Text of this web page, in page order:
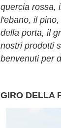
quercia rossa,
l'ebano, il
della porta, il
nostri prodotti
benvenuti per
GIRO DELLA